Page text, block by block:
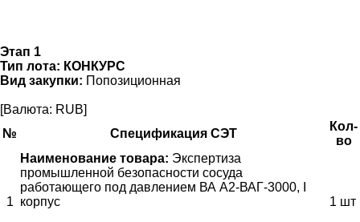
Этап 1
Тип лота: КОНКУРС
Вид закупки: Попозиционная
[Валюта: RUB]
№
Спецификация СЭТ
Кол-
во
1
Наименование товара: Экспертиза
промышленной безопасности сосуда
работающего под давлением ВА А2-ВАГ-3000, I
корпус
1 шт